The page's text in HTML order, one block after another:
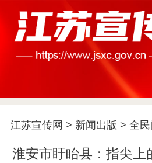
首页
江苏要
江苏宣传网 > 新闻出版 > 全
淮安市盱眙县：指尖上